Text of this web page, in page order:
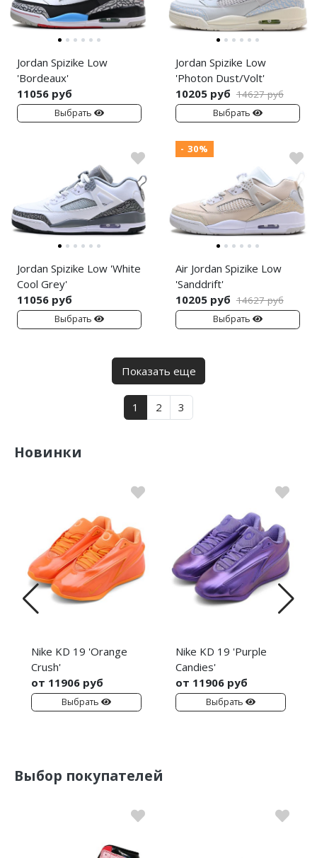
Jordan Spizike Low
'Bordeaux'
11056 руб
Выбрать
Jordan Spizike Low
'Photon Dust/Volt'
10205 руб 14627 руб
Выбрать
Jordan Spizike Low 'White
Cool Grey'
11056 руб
Выбрать
- 30%
Air Jordan Spizike Low
'Sanddrift'
10205 руб 14627 руб
Выбрать
Показать еще
1 2 3
Новинки
Nike KD 19 'Orange
Crush'
от 11906 руб
Выбрать
Nike KD 19 'Purple
Candies'
от 11906 руб
Выбрать
Выбор покупателей
Nike Foamposite